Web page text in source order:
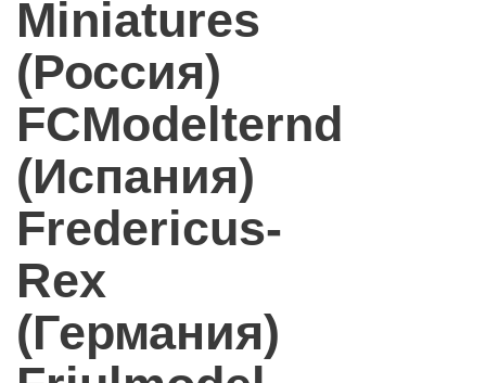
Miniatures
(Россия)
FCModelternd
(Испания)
Fredericus-
Rex
(Германия)